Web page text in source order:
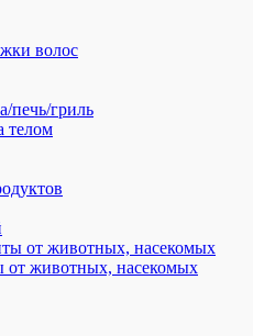
волос
печь/гриль
телом
от животных, насекомых
заказ
Артикул
ORF-